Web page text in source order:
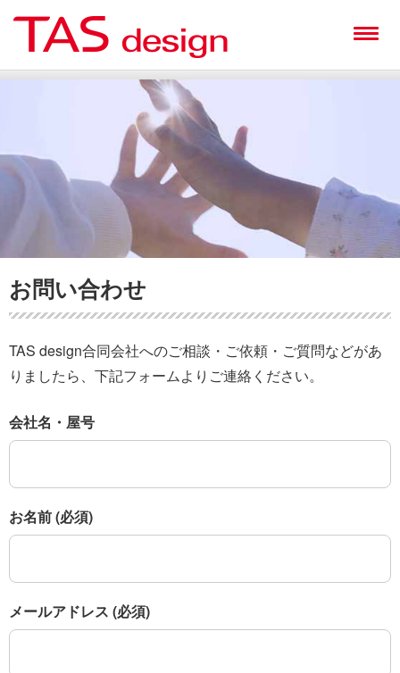
お問い合わせ
TAS design合同会社へのご相談・ご依頼・ご質問などがあ
りましたら、下記フォームよりご連絡ください。
会社名・屋号
お名前(必須)
メールアドレス (必須)